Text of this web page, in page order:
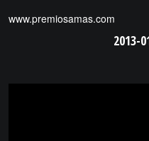
www.premiosamas.com
2013-